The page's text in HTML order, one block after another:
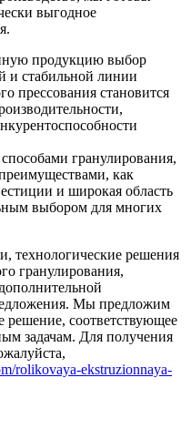
выгодное
продукцию выбор
и стабильной линии
прессования становится
гранулирования,
как
и широкая область
выбором для многих
технологические решения
гранулирования,
Мы предложим
решение, соответствующее
задачам. Для получения
rolikovaya-ekstruzionnaya-